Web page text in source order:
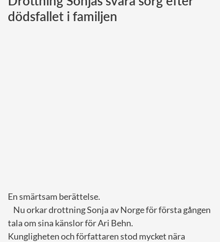
Norska kungahuset
dödsfallet i familjen
En smärtsam berättelse.
Nu orkar drottning Sonja av Norge för första gången
tala om sina känslor för Ari Behn.
Kungligheten och författaren stod mycket nära